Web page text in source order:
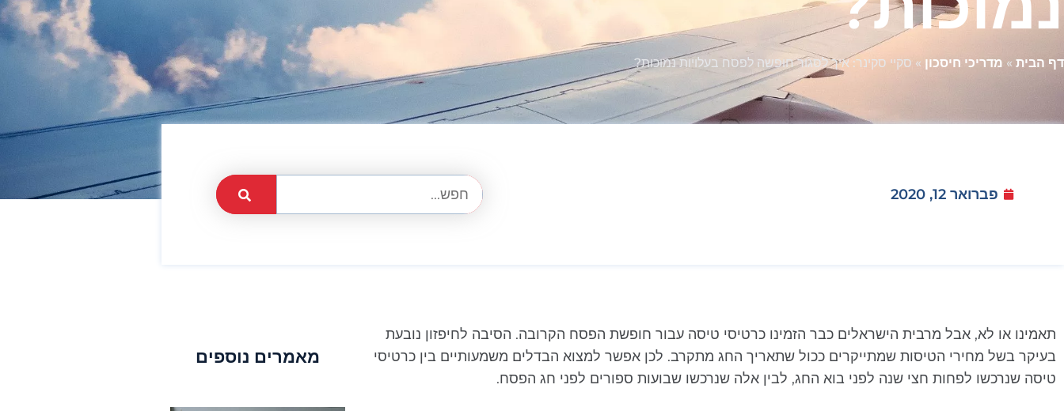
דף הבית » מדריכי חיסכון » סקיי סקינר: איך לסגור חופשה לפסח בעלויות נמוכות?
פברואר 12, 2020
תאמינו או לא, אבל מרבית הישראלים כבר הזמינו כרטיסי טיסה עבור חופשת הפסח הקרובה. הסיבה לחיפזון נובעת
בעיקר בשל מחירי הטיסות שמתייקרים ככול שתאריך החג מתקרב. לכן אפשר למצוא הבדלים משמעותיים בין כרטיסי
טיסה שנרכשו לפחות חצי שנה לפני בוא החג, לבין אלה שנרכשו שבועות ספורים לפני חג הפסח.
מאמרים נוספים